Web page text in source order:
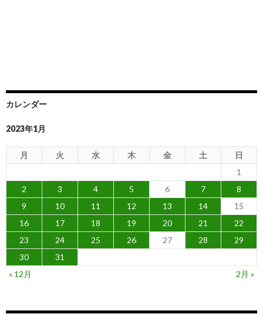
カレンダー
2023年1月
月 火 水 木 金 土
日
1
2
3 4 5 6 7
8
9
10 11 12 13 14
15
16
17 18 19 20 21
22
23
24 25 26 27 28
29
30
31
« 12月
2月 »